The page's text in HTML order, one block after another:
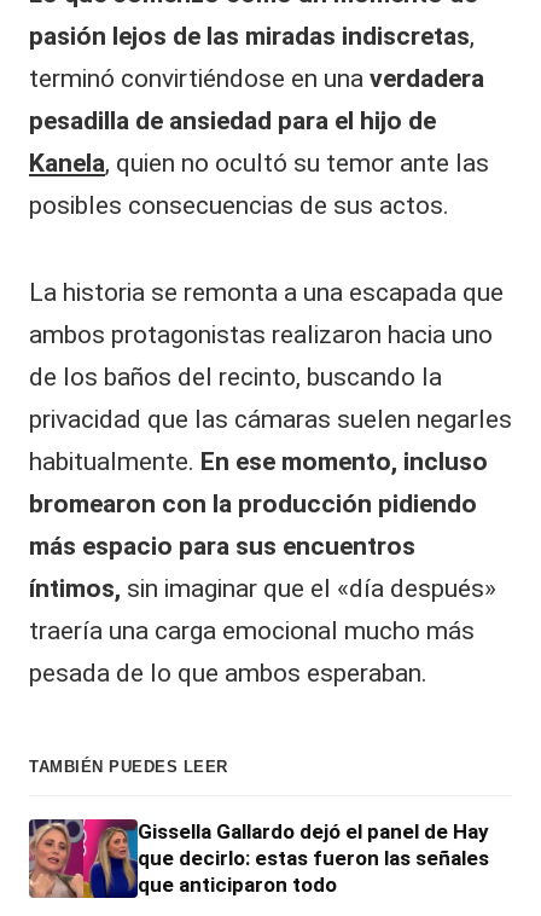
pasión lejos de las miradas indiscretas,
terminó convirtiéndose en una verdadera
pesadilla de ansiedad para el hijo de
Kanela, quien no ocultó su temor ante las
posibles consecuencias de sus actos.
​La historia se remonta a una escapada que
ambos protagonistas realizaron hacia uno
de los baños del recinto, buscando la
privacidad que las cámaras suelen negarles
habitualmente. En ese momento, incluso
bromearon con la producción pidiendo
más espacio para sus encuentros
íntimos, sin imaginar que el «día después»
traería una carga emocional mucho más
pesada de lo que ambos esperaban.
TAMBIÉN PUEDES LEER
Gissella Gallardo dejó el panel de Hay
que decirlo: estas fueron las señales
que anticiparon todo